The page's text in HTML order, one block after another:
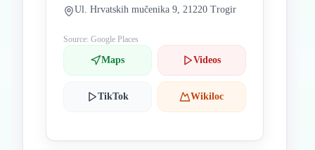
Ul. Hrvatskih mučenika 9, 21220 Trogir
Source: Google Places
Maps Videos
TikTok Wikiloc